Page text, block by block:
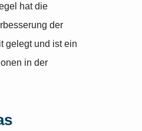
hat die
der
gelegt und ist ein
in der